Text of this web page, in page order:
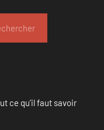
ce qu’il faut savoir